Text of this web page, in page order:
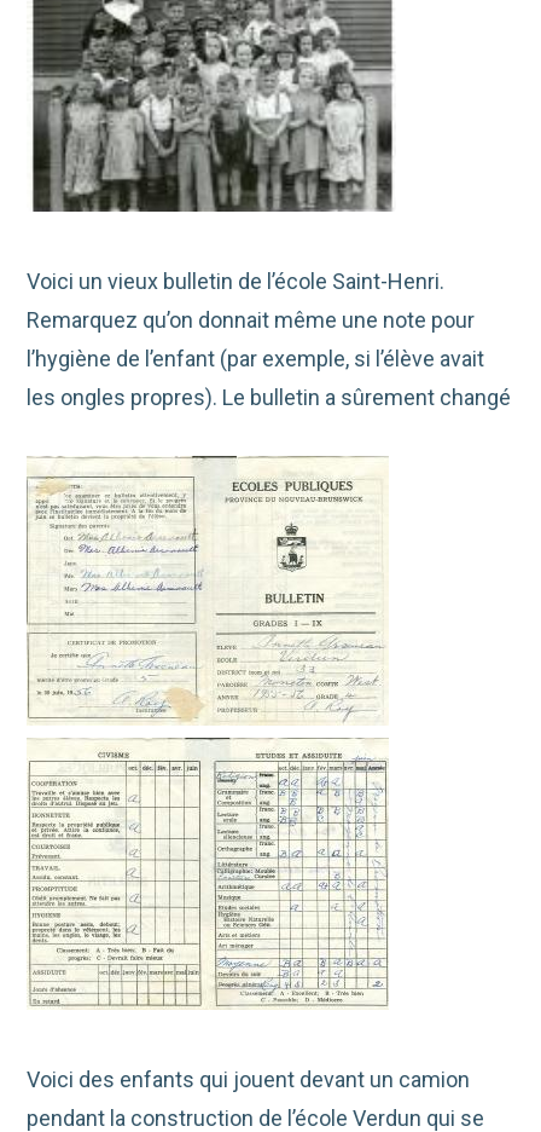
Voici un vieux bulletin de l’école Saint-Henri.
Remarquez qu’on donnait même une note pour
l’hygiène de l’enfant (par exemple, si l’élève avait
les ongles propres). Le bulletin a sûrement changé
Voici des enfants qui jouent devant un camion
pendant la construction de l’école Verdun qui se